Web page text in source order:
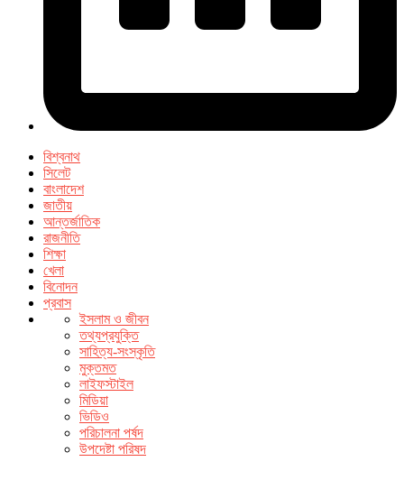
বিশ্বনাথ
সিলেট
বাংলাদেশ
জাতীয়
আন্তর্জাতিক
রাজনীতি
শিক্ষা
খেলা
বিনোদন
প্রবাস
ইসলাম ও জীবন
তথ্যপ্রযুক্তি
সাহিত্য-সংস্কৃতি
মুক্তমত
লাইফস্টাইল
মিডিয়া
ভিডিও
পরিচালনা পর্ষদ
উপদেষ্টা পরিষদ